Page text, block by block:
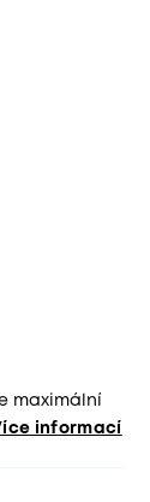
maximální
informací